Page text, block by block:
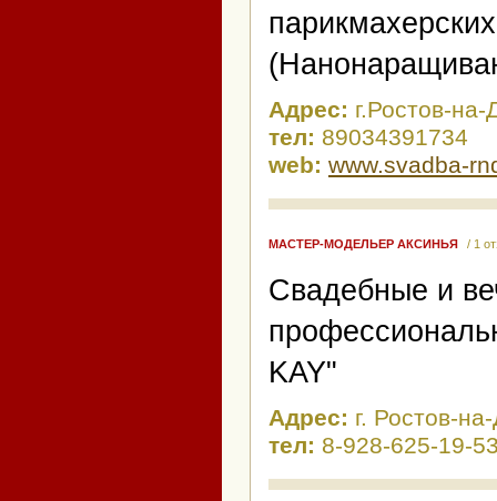
Адрес: г.Ростов-на-
тел: 89034391734
web: www.svadba-
МАСТЕР-МОДЕЛЬЕР АКСИНЬЯ / 1
Свадебные и
KAY"
Адрес: г. Ростов-
тел: 8-928-625-19-